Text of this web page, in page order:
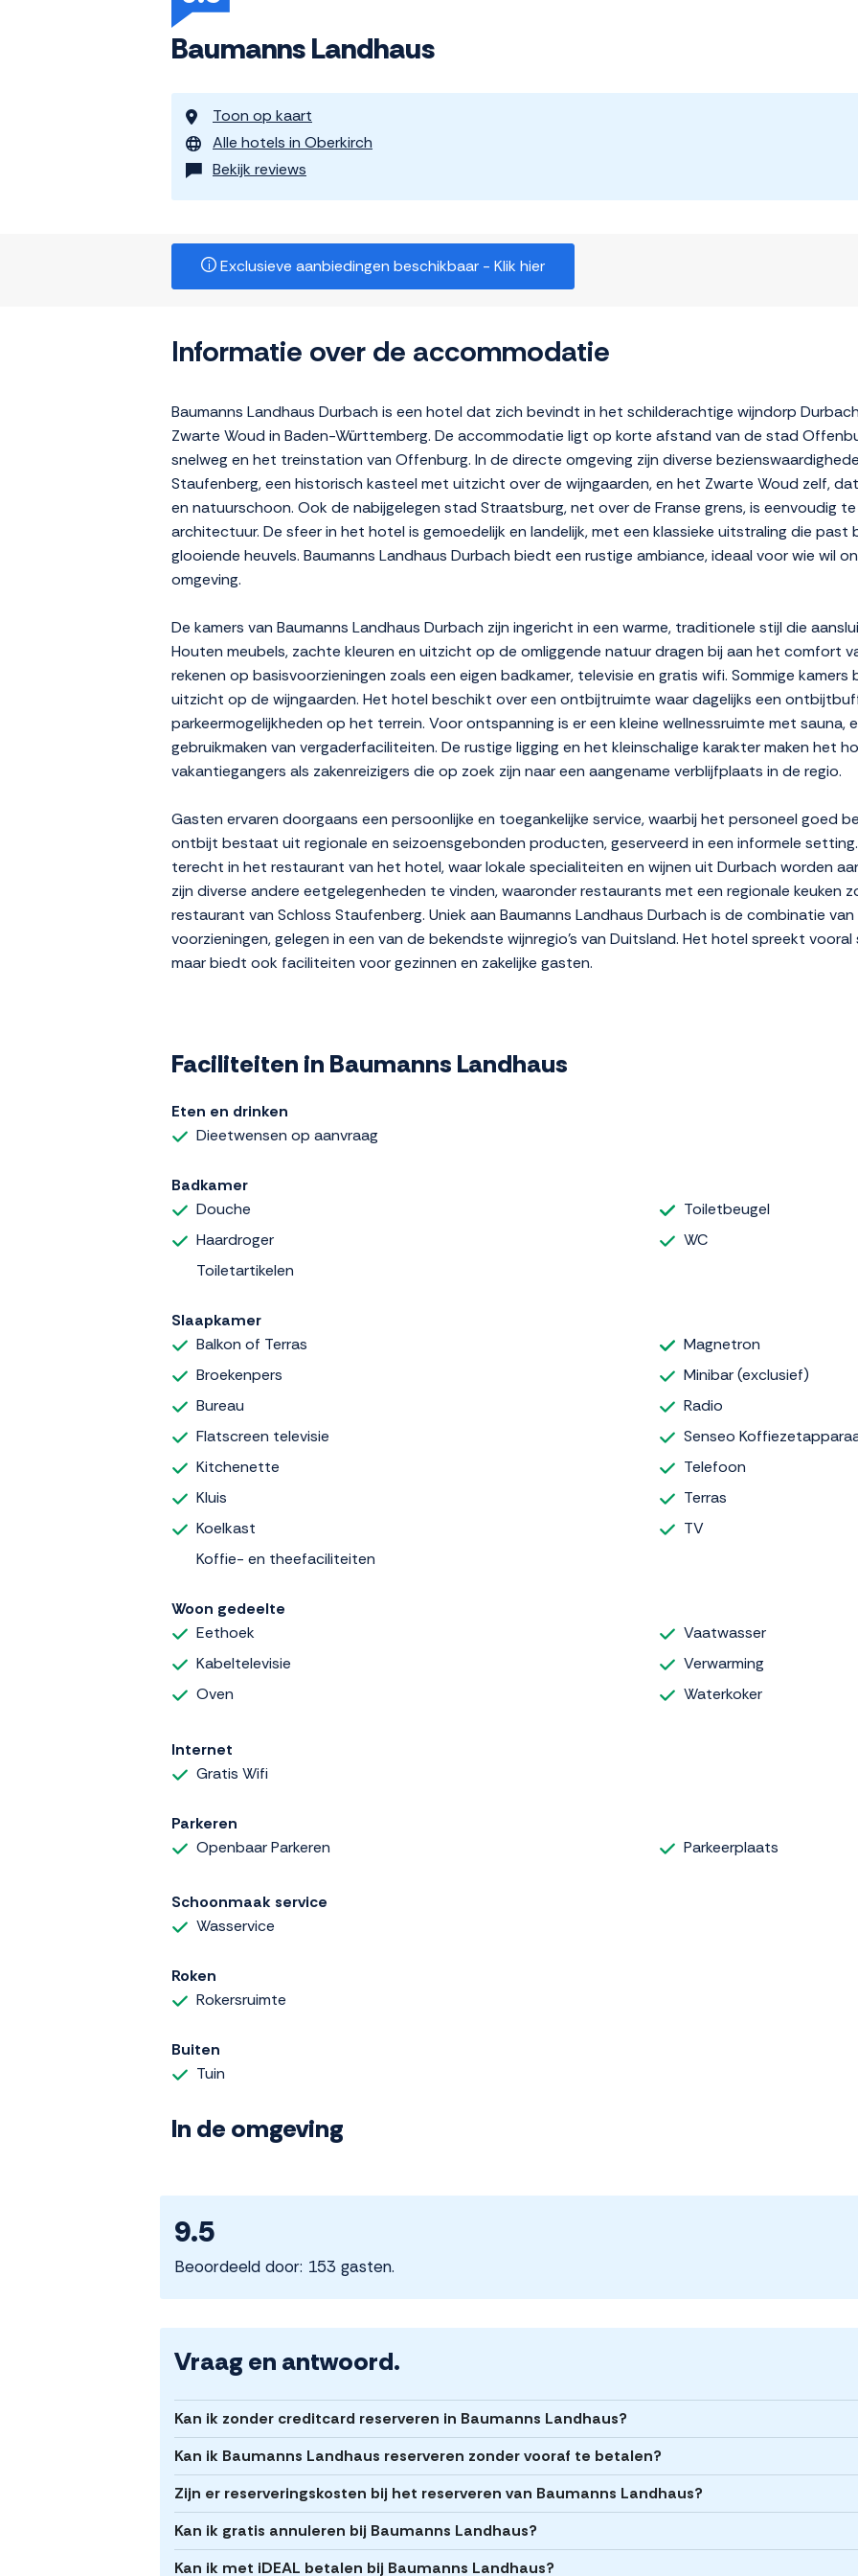
Baumanns Landhaus
Toon op kaart
Alle hotels in Oberkirch
Bekijk reviews
Exclusieve aanbiedingen beschikbaar - Klik hier
Informatie over de accommodatie
Baumanns Landhaus Durbach is een hotel dat zich bevindt in het schilderachtige wijndorp
Zwarte Woud in Baden-Württemberg. De accommodatie ligt op korte afstand van de stad
snelweg en het treinstation van Offenburg. In de directe omgeving zijn diverse
Staufenberg, een historisch kasteel met uitzicht over de wijngaarden, en het Zwarte Woud zelf,
en natuurschoon. Ook de nabijgelegen stad Straatsburg, net over de Franse grens, is eenvoudig
architectuur. De sfeer in het hotel is gemoedelijk en landelijk, met een klassieke uitstraling die past
glooiende heuvels. Baumanns Landhaus Durbach biedt een rustige ambiance, ideaal voor wie wil
omgeving.
De kamers van Baumanns Landhaus Durbach zijn ingericht in een warme, traditionele stijl die
Houten meubels, zachte kleuren en uitzicht op de omliggende natuur dragen bij aan het comfort
rekenen op basisvoorzieningen zoals een eigen badkamer, televisie en gratis wifi. Sommige
uitzicht op de wijngaarden. Het hotel beschikt over een ontbijtruimte waar dagelijks een
parkeermogelijkheden op het terrein. Voor ontspanning is er een kleine wellnessruimte met sauna,
gebruikmaken van vergaderfaciliteiten. De rustige ligging en het kleinschalige karakter maken het
vakantiegangers als zakenreizigers die op zoek zijn naar een aangename verblijfplaats in de regio.
Gasten ervaren doorgaans een persoonlijke en toegankelijke service, waarbij het personeel goed
ontbijt bestaat uit regionale en seizoensgebonden producten, geserveerd in een informele
terecht in het restaurant van het hotel, waar lokale specialiteiten en wijnen uit Durbach worden
zijn diverse andere eetgelegenheden te vinden, waaronder restaurants met een regionale keuken
restaurant van Schloss Staufenberg. Uniek aan Baumanns Landhaus Durbach is de combinatie
voorzieningen, gelegen in een van de bekendste wijnregio's van Duitsland. Het hotel spreekt
maar biedt ook faciliteiten voor gezinnen en zakelijke gasten.
Faciliteiten in Baumanns Landhaus
Eten en drinken
Dieetwensen op aanvraag
Badkamer
Douche
Haardroger
Toiletartikelen
Toiletbeugel
WC
Slaapkamer
Balkon of Terras
Broekenpers
Bureau
Flatscreen televisie
Kitchenette
Kluis
Koelkast
Koffie- en theefaciliteiten
Magnetron
Minibar (exclusief)
Radio
Senseo
Telefoon
Terras
TV
Woon gedeelte
Eethoek
Kabeltelevisie
Oven
Vaatwasser
Verwarming
Waterkoker
Internet
Gratis Wifi
Parkeren
Openbaar Parkeren
Parkeerplaats
Schoonmaak service
Wasservice
Roken
Rokersruimte
Buiten
Tuin
In de omgeving
9.5
Beoordeeld door: 153 gasten.
Vraag en antwoord.
Kan ik zonder creditcard reserveren in Baumanns Landhaus?
Kan ik Baumanns Landhaus reserveren zonder vooraf te betalen?
Zijn er reserveringskosten bij het reserveren van Baumanns Landhaus?
Kan ik gratis annuleren bij Baumanns Landhaus?
Kan ik met iDEAL betalen bij Baumanns Landhaus?